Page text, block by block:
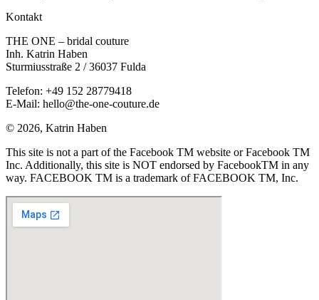
Kontakt
THE ONE – bridal couture
Inh. Katrin Haben
Sturmiusstraße 2 / 36037 Fulda
Telefon: +49 152 28779418
E-Mail: hello@the-one-couture.de
© 2026, Katrin Haben
This site is not a part of the Facebook TM website or Facebook TM
Inc. Additionally, this site is NOT endorsed by FacebookTM in any
way. FACEBOOK TM is a trademark of FACEBOOK TM, Inc.